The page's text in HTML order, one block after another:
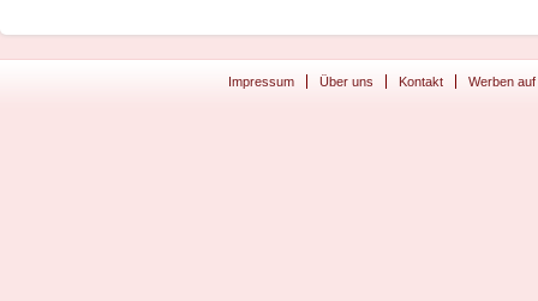
Impressum Über uns Kontakt Werben